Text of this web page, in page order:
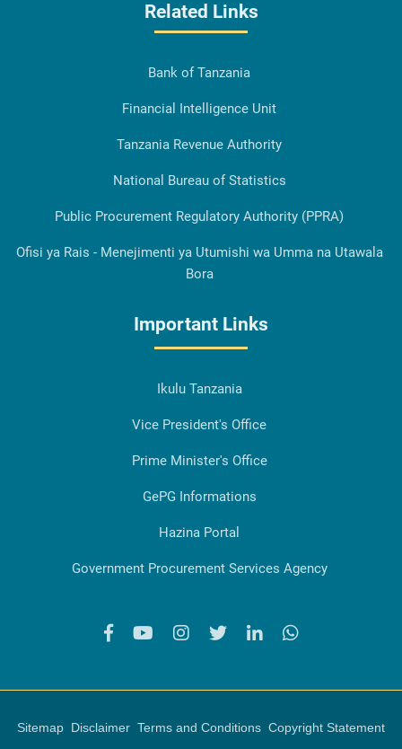
Related Links
Bank of Tanzania
Financial Intelligence Unit
Tanzania Revenue Authority
National Bureau of Statistics
Public Procurement Regulatory Authority (PPRA)
Ofisi ya Rais - Menejimenti ya Utumishi wa Umma na Utawala
Bora
Important Links
Ikulu Tanzania
Vice President's Office
Prime Minister's Office
GePG Informations
Hazina Portal
Government Procurement Services Agency
Sitemap Disclaimer Terms and Conditions Copyright Statement